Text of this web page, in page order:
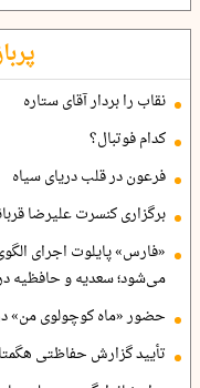
نقاب را بردار آقای ستاره
کدام فوتبال؟
فرعون در قلب دریای سیاه
برگزاری کنسرت علیرضا
«فارس» پایلوت اجرای
می‌شود؛ سعدیه و حافظیه
حضور «ماه کوچولوی من» در
تأیید گزارش حفاظتی